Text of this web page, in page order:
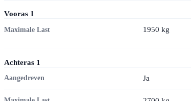
Vooras 1
Maximale Last 1950 kg
Achteras 1
Aangedreven Ja